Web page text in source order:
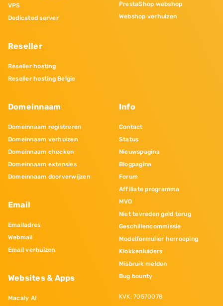
VPS
Dedicated server
Reseller
Reseller hosting
Reseller hosting Belgie
PrestaShop webshop
Webshop verhuizen
Domeinnaam
Domeinnaam registreren
Domeinnaam verhuizen
Domeinnaam checken
Domeinnaam extensies
Domeinnaam doorverwijzen
Email
Emailadres
Webmail
Email verhuizen
Websites & Apps
Macaly AI
Info
Contact
Status
Nieuwspagina
Blogpagina
Forum
Affiliate programma
MVO
Niet tevreden geld terug
Geschillencommissie
Modelformulier herroeping
Klokkenluiders
Misbruik melden
Bug bounty
KVK: 70570078